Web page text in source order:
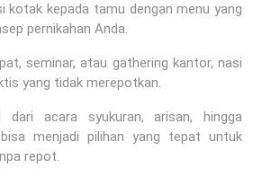
kotak kepada tamu dengan menu yang
pernikahan Anda.
seminar, atau gathering kantor, nasi
yang tidak merepotkan.
dari acara syukuran, arisan, hingga
menjadi pilihan yang tepat untuk
repot.